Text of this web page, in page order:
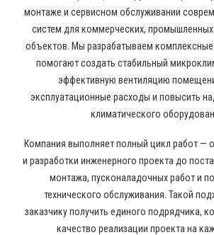
монтаже и сервисном обслуживании
систем для коммерческих,
объектов. Мы разрабатываем
помогают создать стабильный
эффективную вентиляцию
эксплуатационные расходы и повысить
климатического
Компания выполняет полный цикл работ —
и разработки инженерного проекта до
монтажа, пусконаладочных работ и
технического обслуживания. Такой
заказчику получить единого подрядчика,
качество реализации проекта на